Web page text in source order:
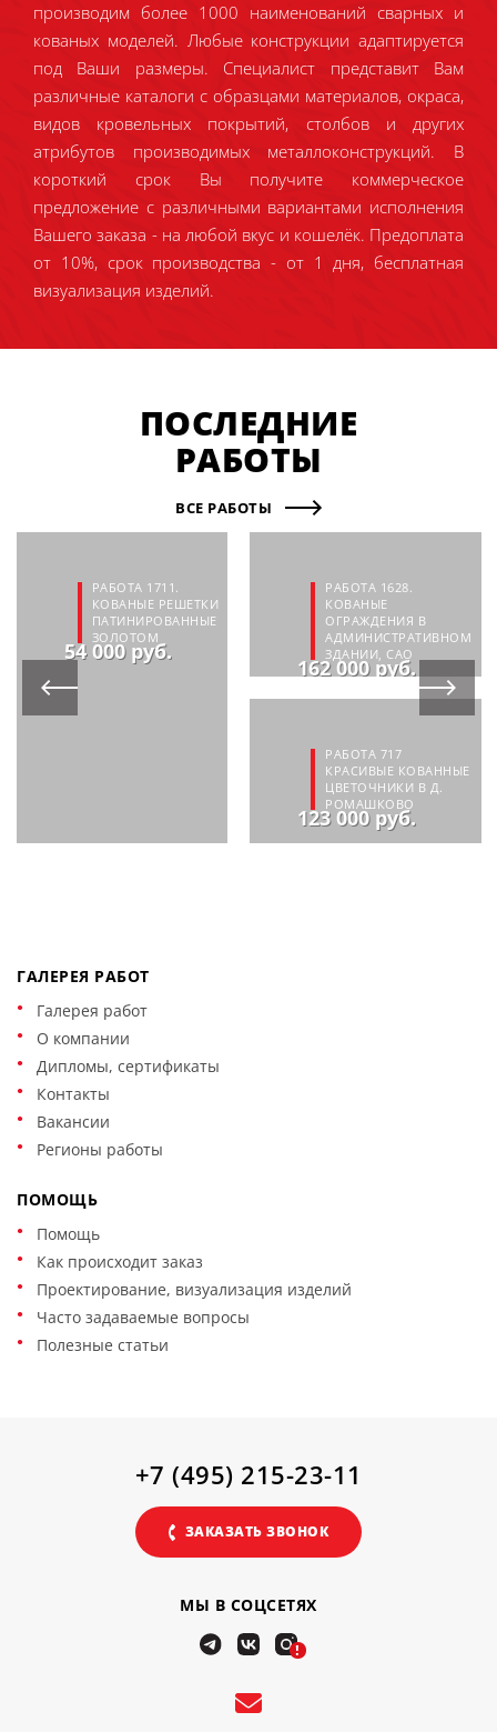
производим более 1000 наименований сварных и
кованых моделей. Любые конструкции адаптируется
под Ваши размеры. Специалист представит Вам
различные каталоги с образцами материалов, окраса,
видов кровельных покрытий, столбов и других
атрибутов производимых металлоконструкций. В
короткий срок Вы получите коммерческое
предложение с различными вариантами исполнения
Вашего заказа - на любой вкус и кошелёк. Предоплата
от 10%, срок производства - от 1 дня, бесплатная
визуализация изделий.
ПОСЛЕДНИЕ
РАБОТЫ
ВСЕ РАБОТЫ
РАБОТА 1711.
КОВАНЫЕ РЕШЕТКИ
ПАТИНИРОВАННЫЕ
ЗОЛОТОМ
54 000 руб.
РАБОТА 1628.
КОВАНЫЕ
ОГРАЖДЕНИЯ В
АДМИНИСТРАТИВНОМ
ЗДАНИИ, САО
162 000 руб.
РАБОТА 717
КРАСИВЫЕ КОВАННЫЕ
ЦВЕТОЧНИКИ В Д.
РОМАШКОВО
123 000 руб.
ГАЛЕРЕЯ РАБОТ
Галерея работ
О компании
Дипломы, сертификаты
Контакты
Вакансии
Регионы работы
ПОМОЩЬ
Помощь
Как происходит заказ
Проектирование, визуализация изделий
Часто задаваемые вопросы
Полезные статьи
МЫ В СОЦСЕТЯХ
!
+7 (495) 215-23-11
ЗАКАЗАТЬ ЗВОНОК